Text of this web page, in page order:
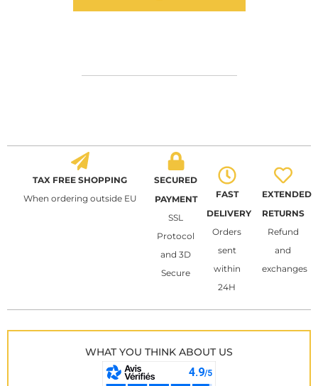
TAX FREE SHOPPING
When ordering outside EU
SECURED
PAYMENT
SSL
Protocol
and 3D
Secure
FAST
DELIVERY
Orders
sent
within
24H
EXTENDED
RETURNS
Refund
and
exchanges
WHAT YOU THINK ABOUT US